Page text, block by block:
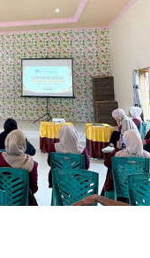
sebagai
mekanisme
minum obat
negatif terhadap
utama dalam
dan mudah